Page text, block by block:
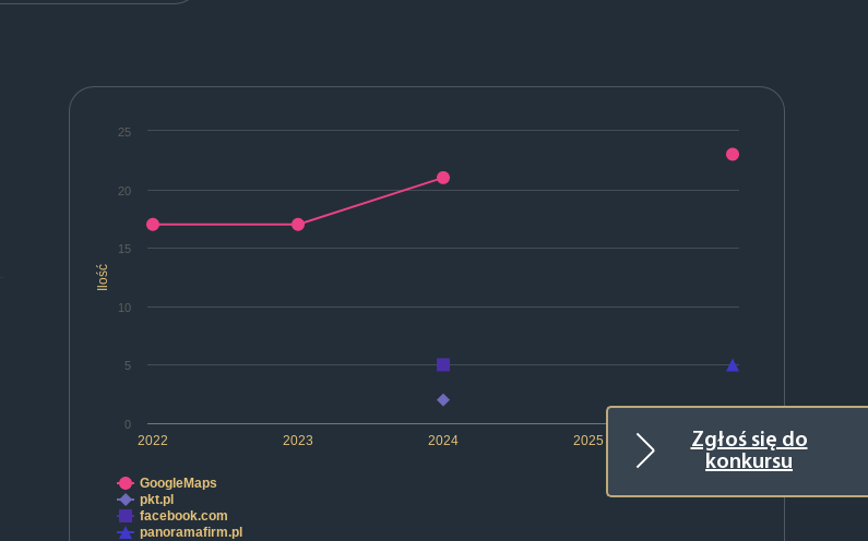
Zgłoś się do
konkursu
Ilość
2022 2023 2024 2025 2026
0
5
10
15
20
25
GoogleMaps
pkt.pl
facebook.com
panoramafirm.pl